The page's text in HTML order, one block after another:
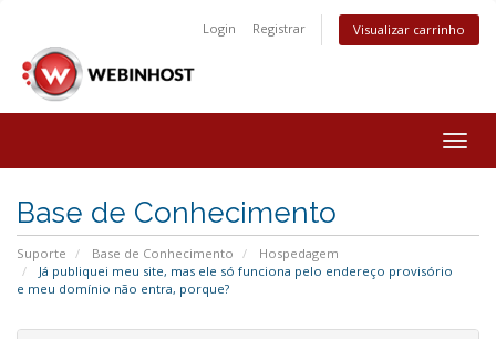
Login Registrar Visualizar carrinho
Base de Conhecimento
Suporte Base de Conhecimento
Hospedagem
Já publiquei meu site, mas ele só funciona pelo endereço provisório
e meu domínio não entra, porque?